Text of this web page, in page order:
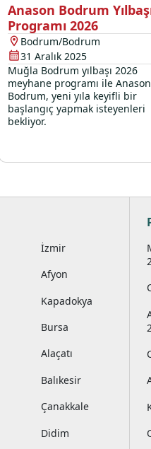
Anason Bodrum
Programı 2026
Bodrum/Bodrum
31 Aralık 2025
Muğla Bodrum yılbaşı 2026
meyhane programı ile Anason
Bodrum, yeni yıla keyifli bir
başlangıç yapmak isteyenleri
bekliyor.
İzmir
Afyon
Kapadokya
Bursa
Alaçatı
Balıkesir
Çanakkale
Didim